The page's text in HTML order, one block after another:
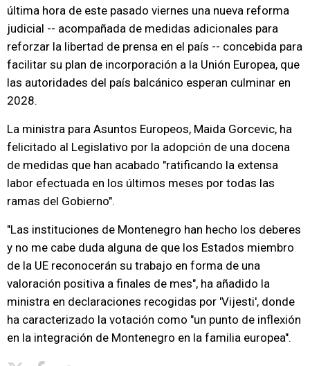
última hora de este pasado viernes una nueva reforma
judicial -- acompañada de medidas adicionales para
reforzar la libertad de prensa en el país -- concebida para
facilitar su plan de incorporación a la Unión Europea, que
las autoridades del país balcánico esperan culminar en
2028.
La ministra para Asuntos Europeos, Maida Gorcevic, ha
felicitado al Legislativo por la adopción de una docena
de medidas que han acabado "ratificando la extensa
labor efectuada en los últimos meses por todas las
ramas del Gobierno".
"Las instituciones de Montenegro han hecho los deberes
y no me cabe duda alguna de que los Estados miembro
de la UE reconocerán su trabajo en forma de una
valoración positiva a finales de mes", ha añadido la
ministra en declaraciones recogidas por 'Vijesti', donde
ha caracterizado la votación como "un punto de inflexión
en la integración de Montenegro en la familia europea".